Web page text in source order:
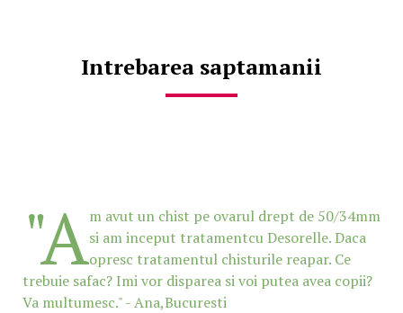
Intrebarea saptamanii
"Am avut un chist pe ovarul drept de 50/34mm
si am inceput tratamentcu Desorelle. Daca
opresc tratamentul chisturile reapar. Ce
trebuie safac? Imi vor disparea si voi putea avea copii?
Va multumesc." - Ana,Bucuresti